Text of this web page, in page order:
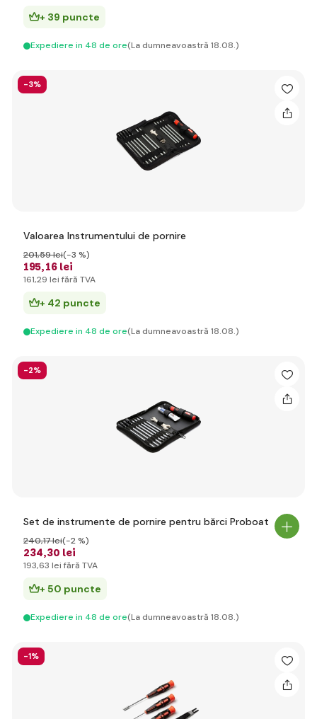
+ 39 puncte
Expediere in 48 de ore(La dumneavoastră 18.08.)
-3%
Valoarea Instrumentului de pornire
195,16 lei
201,59 lei(-3 %)
161,29 lei fără TVA
+ 42 puncte
Expediere in 48 de ore(La dumneavoastră 18.08.)
-2%
Set de instrumente de pornire pentru bărci Proboat
234,30 lei
240,17 lei(-2 %)
193,63 lei fără TVA
+ 50 puncte
Expediere in 48 de ore(La dumneavoastră 18.08.)
-1%